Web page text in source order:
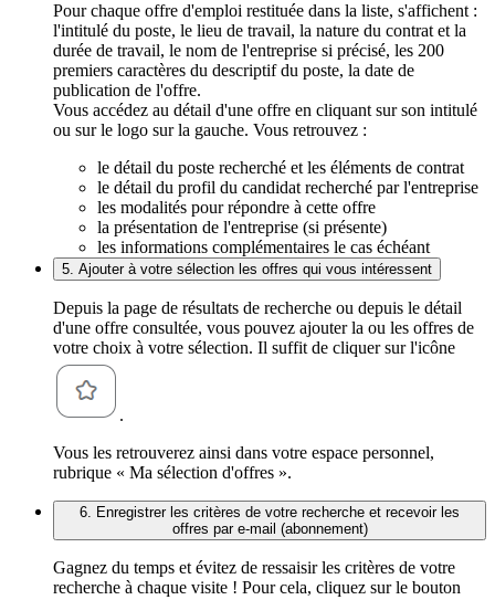
Pour chaque offre d'emploi restituée dans la liste, s'affichent :
l'intitulé du poste, le lieu de travail, la nature du contrat et la
durée de travail, le nom de l'entreprise si précisé, les 200
premiers caractères du descriptif du poste, la date de
publication de l'offre.
Vous accédez au détail d'une offre en cliquant sur son intitulé
ou sur le logo sur la gauche. Vous retrouvez :
le détail du poste recherché et les éléments de contrat
le détail du profil du candidat recherché par l'entreprise
les modalités pour répondre à cette offre
la présentation de l'entreprise (si présente)
les informations complémentaires le cas échéant
5. Ajouter à votre sélection les offres qui vous intéressent
Depuis la page de résultats de recherche ou depuis le détail
d'une offre consultée, vous pouvez ajouter la ou les offres de
votre choix à votre sélection. Il suffit de cliquer sur l'icône
.
Vous les retrouverez ainsi dans votre espace personnel,
rubrique « Ma sélection d'offres ».
6. Enregistrer les critères de votre recherche et recevoir les
offres par e-mail (abonnement)
Gagnez du temps et évitez de ressaisir les critères de votre
recherche à chaque visite ! Pour cela, cliquez sur le bouton